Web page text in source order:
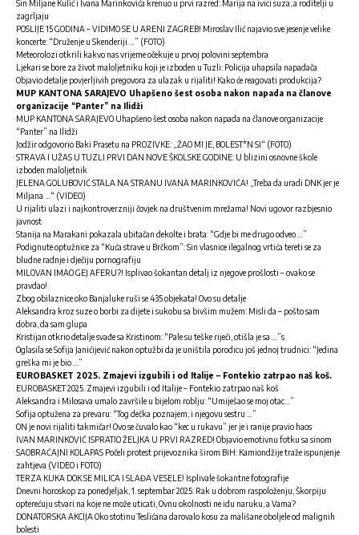
Sin Miljane Kulić i Ivana Marinkovića krenuo u prvi razred: Marija na ivici suza, a roditelji u
zagrljaju
POSLIJE 15 GODINA – VIDIMO SE U ARENI ZAGREB! Miroslav Ilić najavio sve jesenje velike
koncerte: “Druženje u Skenderiji …” (FOTO)
Meteorolozi otkrili kakvo nas vrijeme očekuje u prvoj polovini septembra
Ljekari se bore za život maloljetniku koji je izboden u Tuzli: Policija uhapsila napadača
Objavio detalje povjerljivih pregovora za ulazak u rijaliti! Kako će reagovati produkcija?
MUP KANTONA SARAJEVO Uhapšeno šest osoba nakon napada na članove
organizacije “Panter” na Ilidži
MUP KANTONA SARAJEVO Uhapšeno šest osoba nakon napada na članove organizacije
“Panter” na Ilidži
Jodžir odgovorio Baki Prasetu na PROZIVKE: „ŽAO MI JE, BOLEST*N SI“ (FOTO)
STRAVA I UŽAS U TUZLI PRVI DAN NOVE ŠKOLSKE GODINE: U blizini osnovne škole
izboden maloljetnik
JELENA GOLUBOVIĆ STALA NA STRANU IVANA MARINKOVIĆA! „Treba da uradi DNK jer je
Miljana …“ (VIDEO)
U rijaliti ulazi i najkontroverzniji čovjek na društvenim mrežama! Novi ugovor razbjesnio
javnost
Stanija na Marakani pokazala ubitačan dekolte i brata: “Gdje bi me drugo odveo …”
Podignute optužnice za “Kuća strave u Brčkom”: Sin vlasnice ilegalnog vrtića tereti se za
bludne radnje i dječiju pornografiju
MILOVAN IMAO GEJ AFERU?! Isplivao šokantan detalj iz njegove prošlosti – ovako se
pravdao!
Zbog obilaznice oko Banjaluke ruši se 435 objekata! Ovo su detalje
Aleksandra kroz suze o borbi za dijete i sukobu sa bivšim mužem: Misli da – pošto sam
dobra, da sam glupa
Kristijan otkrio detalje svađe sa Kristinom: “Pale su teške riječi, otišla je sa …”s
Oglasila se Sofija Janićijević nakon optužbi da je uništila porodicu još jednoj trudnici: “Jedina
greška mi je bio …”
EUROBASKET 2025. Zmajevi izgubili i od Italije – Fontekio zatrpao naš koš.
EUROBASKET 2025. Zmajevi izgubili i od Italije – Fontekio zatrpao naš koš
Aleksandra i Milosava umalo završile u bijelom roblju: “Umiješao se moj otac…”
Sofija optužena za prevaru: “Tog dečka poznajem, i njegovu sestru …”
ON je novi rijaliti takmičar! Ovo se čuvalo kao “kec u rukavu” jer je i ranije pravio haos
IVAN MARINKOVIĆ ISPRATIO ŽELJKA U PRVI RAZRED! Objavio emotivnu fotku sa sinom
SAOBRAĆAJNI KOLAPAS Počeli protest prijevoznika širom BiH: Kamiondžije traže ispunjenje
zahtjeva (VIDEO i FOTO)
TERZA KUKA DOK SE MILICA I SLAĐA VESELE! Isplivale šokantne fotografije
Dnevni horoskop za ponedjeljak, 1. septembar 2025: Rak u dobrom raspoloženju, Škorpiju
opterećuju stvari na koje ne može uticati, Ovnu okolnosti ne idu naruku, a Vama?
DONATORSKA AKCIJA Oko stotinu Teslićana darovalo kosu za mališane oboljele od malignih
bolesti